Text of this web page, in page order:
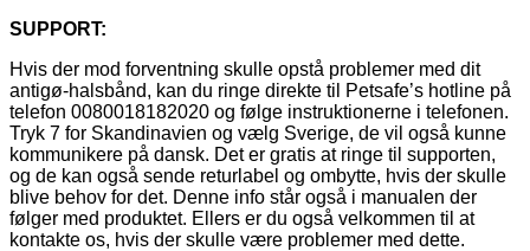
SUPPORT:
Hvis der mod forventning skulle opstå problemer med dit
antigø-halsbånd, kan du ringe direkte til Petsafe’s hotline på
telefon 0080018182020 og følge instruktionerne i telefonen.
Tryk 7 for Skandinavien og vælg Sverige, de vil også kunne
kommunikere på dansk. Det er gratis at ringe til supporten,
og de kan også sende returlabel og ombytte, hvis der skulle
blive behov for det. Denne info står også i manualen der
følger med produktet. Ellers er du også velkommen til at
kontakte os, hvis der skulle være problemer med dette.